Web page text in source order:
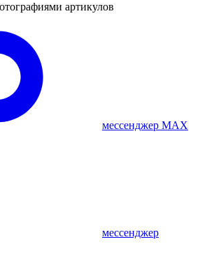
артикулов
мессенджер MAX
мессенджер